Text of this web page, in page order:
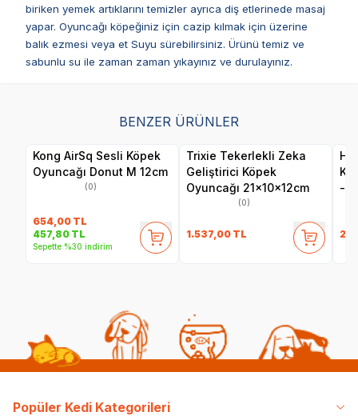
biriken yemek artıklarını temizler ayrıca diş etlerinede masaj
yapar. Oyuncağı köpeğiniz için cazip kılmak için üzerine
balık ezmesi veya et Suyu sürebilirsiniz. Ürünü temiz ve
sabunlu su ile zaman zaman yıkayınız ve durulayınız.
BENZER ÜRÜNLER
Kong AirSq Sesli Köpek
Oyuncağı Donut M 12cm
(0)
654,00 TL
457,80 TL
Sepette %30 indirim
Trixie Tekerlekli Zeka
Geliştirici Köpek
Oyuncağı 21x10x12cm
(0)
1.537,00 TL
-
Popüler Kedi Kategorileri